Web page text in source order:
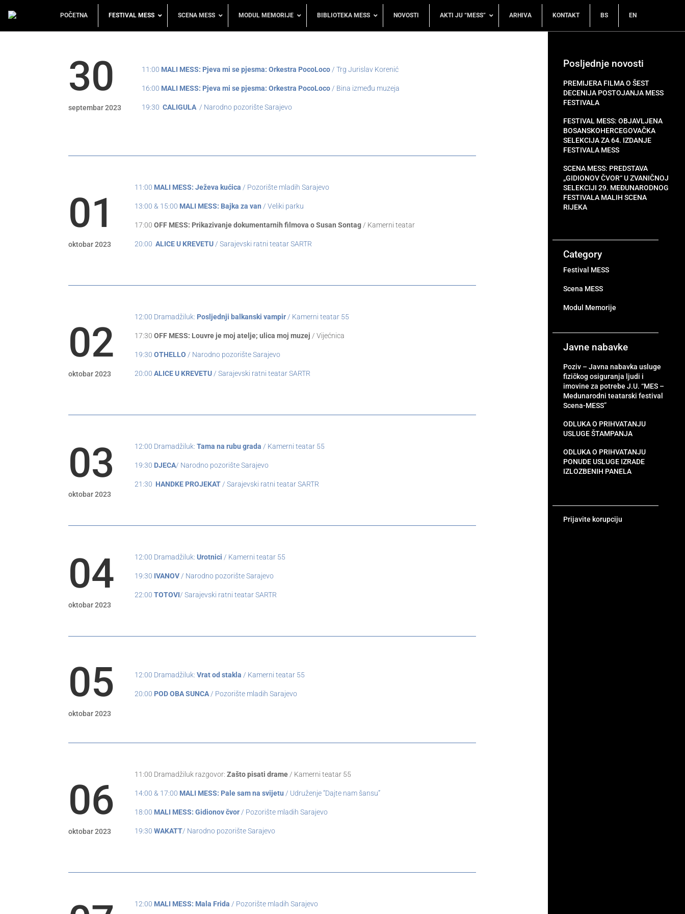
POČETNA FESTIVAL MESS SCENA MESS MODUL MEMORIJE BIBLIOTEKA MESS NOVOSTI AKTI JU “MESS” ARHIVA KONTAKT BS EN
30
septembar 2023
11:00 MALI MESS: Pjeva mi se pjesma: Orkestra PocoLoco / Trg Jurislav Korenić
16:00 MALI MESS: Pjeva mi se pjesma: Orkestra PocoLoco / Bina između muzeja
19:30CALIGULA / Narodno pozorište Sarajevo
01
oktobar 2023
11:00 MALI MESS: Ježeva kućica / Pozorište mladih Sarajevo
13:00 & 15:00 MALI MESS: Bajka za van / Veliki parku
17:00OFF MESS: Prikazivanje dokumentarnih filmova o Susan Sontag / Kamerni teatar
20:00ALICE U KREVETU / Sarajevski ratni teatar SARTR
02
oktobar 2023
12:00 Dramadžiluk: Posljednji balkanski vampir / Kamerni teatar 55
17:30OFF MESS: Louvre je moj atelje; ulica moj muzej / Vijećnica
19:30OTHELLO / Narodno pozorište Sarajevo
20:00ALICE U KREVETU / Sarajevski ratni teatar SARTR
03
oktobar 2023
12:00 Dramadžiluk:Tama na rubu grada / Kamerni teatar 55
19:30 DJECA/ Narodno pozorište Sarajevo
21:30 HANDKE PROJEKAT / Sarajevski ratni teatar SARTR
04
oktobar 2023
12:00 Dramadžiluk:Urotnici / Kamerni teatar 55
19:30 IVANOV / Narodno pozorište Sarajevo
22:00TOTOVI/ Sarajevski ratni teatar SARTR
05
oktobar 2023
12:00 Dramadžiluk:Vrat od stakla / Kamerni teatar 55
20:00 POD OBA SUNCA/ Pozorište mladih Sarajevo
06
oktobar 2023
11:00 Dramadžiluk razgovor:Zašto pisati drame / Kamerni teatar 55
14:00 & 17:00 MALI MESS: Pale sam na svijetu / Udruženje “Dajte nam šansu”
18:00 MALI MESS: Gidionov čvor / Pozorište mladih Sarajevo
19:30WAKATT/ Narodno pozorište Sarajevo
12:00 MALI MESS: Mala Frida / Pozorište mladih Sarajevo
Posljednje novosti
PREMIJERA FILMA O ŠEST
DECENIJA POSTOJANJA MESS
FESTIVALA
FESTIVAL MESS: OBJAVLJENA
BOSANSKOHERCEGOVAČKA
SELEKCIJA ZA 64. IZDANJE
FESTIVALA MESS
SCENA MESS: PREDSTAVA
„GIDIONOV ČVOR“ U ZVANIČNOJ
SELEKCIJI 29. MEĐUNARODNOG
FESTIVALA MALIH SCENA
RIJEKA
Category
Festival MESS
Scena MESS
Modul Memorije
Javne nabavke
Poziv – Javna nabavka usluge
fizičkog osiguranja ljudi i
imovine za potrebe J.U. “MES –
Medunarodni teatarski festival
Scena-MESS”
ODLUKA O PRIHVATANJU
USLUGE ŠTAMPANJA
ODLUKA O PRIHVATANJU
PONUDE USLUGE IZRADE
IZLOZBENIH PANELA
Prijavite korupciju